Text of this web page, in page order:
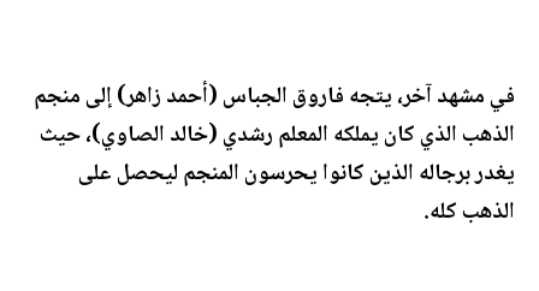
في مشهد آخر، يتجه فاروق الجباس (أحمد زاهر) إلى منجم
الذهب الذي كان يملكه المعلم رشدي (خالد الصاوي)، حيث
يغدر برجاله الذين كانوا يحرسون المنجم ليحصل على
الذهب كله.